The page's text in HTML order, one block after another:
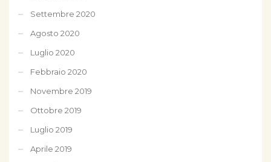
Settembre 2020
Agosto 2020
Luglio 2020
Febbraio 2020
Novembre 2019
Ottobre 2019
Luglio 2019
Aprile 2019